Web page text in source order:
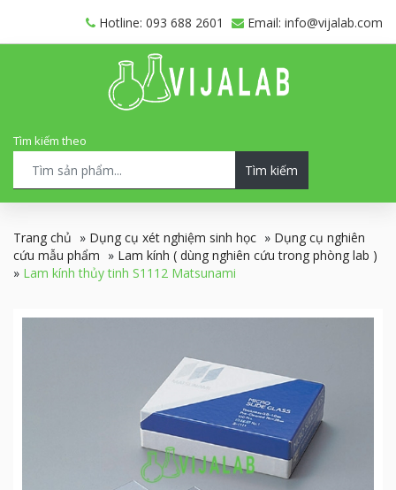
Hotline: 093 688 2601 Email: info@vijalab.com
Tìm kiếm theo
Tìm kiếm
Trang chủ » Dụng cụ xét nghiệm sinh học » Dụng cụ nghiên
cứu mẫu phẩm » Lam kính ( dùng nghiên cứu trong phòng lab )
» Lam kính thủy tinh S1112 Matsunami